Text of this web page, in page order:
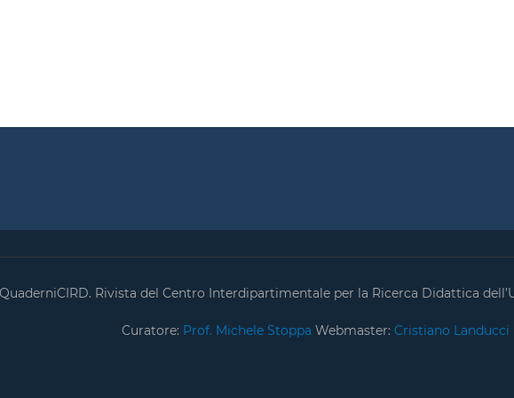
QuaderniCIRD. Rivista del Centro Interdipartimentale per la Ricerca Didattica
Curatore: Prof. Michele Stoppa Webmaster: Cristiano Landucci